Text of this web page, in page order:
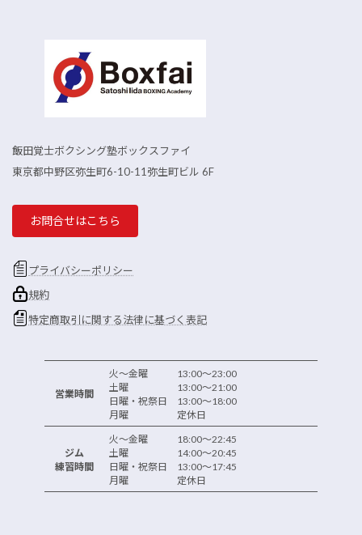
飯田覚士ボクシング塾ボックスファイ
東京都中野区弥生町6-10-11弥生町ビル 6F
お問合せはこちら
プライバシーポリシー
規約
特定商取引に関する法律に基づく表記
営業時間
火～金曜 13:00～23:00
土曜 13:00～21:00
日曜・祝祭日 13:00～18:00
月曜 定休日
ジム
練習時間
火～金曜 18:00～22:45
土曜 14:00～20:45
日曜・祝祭日 13:00～17:45
月曜 定休日